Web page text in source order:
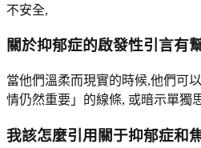
不安全,
關於抑郁症的啟發性引言有
當他們溫柔而現實的時候,他們可
情仍然重要」的線條, 或暗示單獨
我該怎麼引用關于抑郁症和